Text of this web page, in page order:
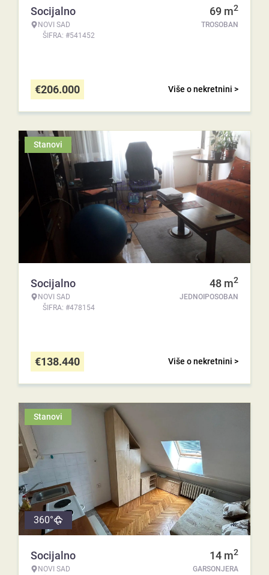
Socijalno
NOVI SAD
ŠIFRA: #541452
69 m2
TROSOBAN
Više o nekretnini >
€206.000
Stanovi
Socijalno
NOVI SAD
ŠIFRA: #478154
48 m2
JEDNOIPOSOBAN
Više o nekretnini >
€138.440
Stanovi
360°
Socijalno
NOVI SAD
14 m2
GARSONJERA